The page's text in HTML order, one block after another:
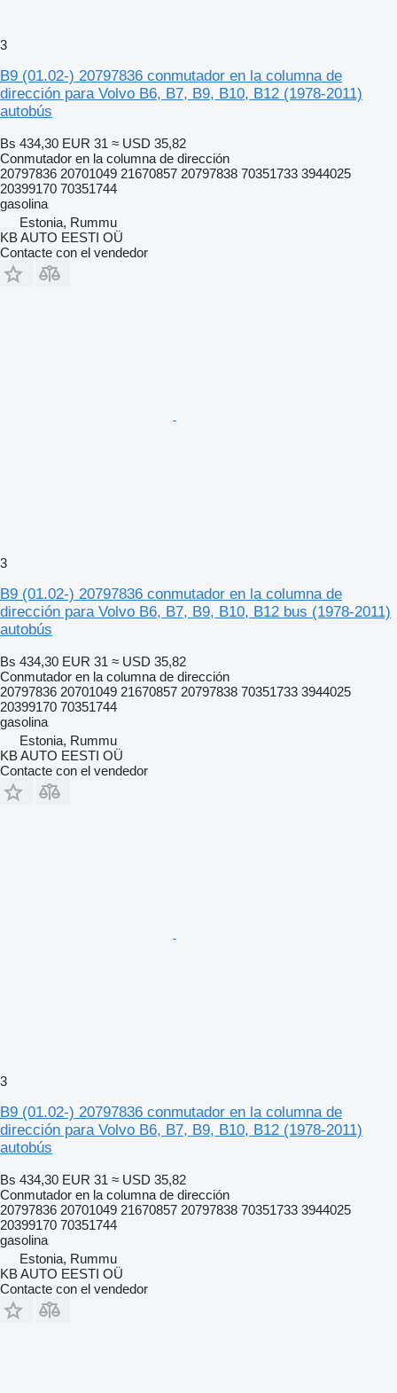
3
B9 (01.02-) 20797836 conmutador en la columna de
dirección para Volvo B6, B7, B9, B10, B12 (1978-2011)
autobús
Bs 434,30 EUR 31 ≈ USD 35,82
Conmutador en la columna de dirección
20797836 20701049 21670857 20797838 70351733 3944025
20399170 70351744
gasolina
Estonia, Rummu
KB AUTO EESTI OÜ
Contacte con el vendedor
3
B9 (01.02-) 20797836 conmutador en la columna de
dirección para Volvo B6, B7, B9, B10, B12 bus (1978-2011)
autobús
Bs 434,30 EUR 31 ≈ USD 35,82
Conmutador en la columna de dirección
20797836 20701049 21670857 20797838 70351733 3944025
20399170 70351744
gasolina
Estonia, Rummu
KB AUTO EESTI OÜ
Contacte con el vendedor
3
B9 (01.02-) 20797836 conmutador en la columna de
dirección para Volvo B6, B7, B9, B10, B12 (1978-2011)
autobús
Bs 434,30 EUR 31 ≈ USD 35,82
Conmutador en la columna de dirección
20797836 20701049 21670857 20797838 70351733 3944025
20399170 70351744
gasolina
Estonia, Rummu
KB AUTO EESTI OÜ
Contacte con el vendedor